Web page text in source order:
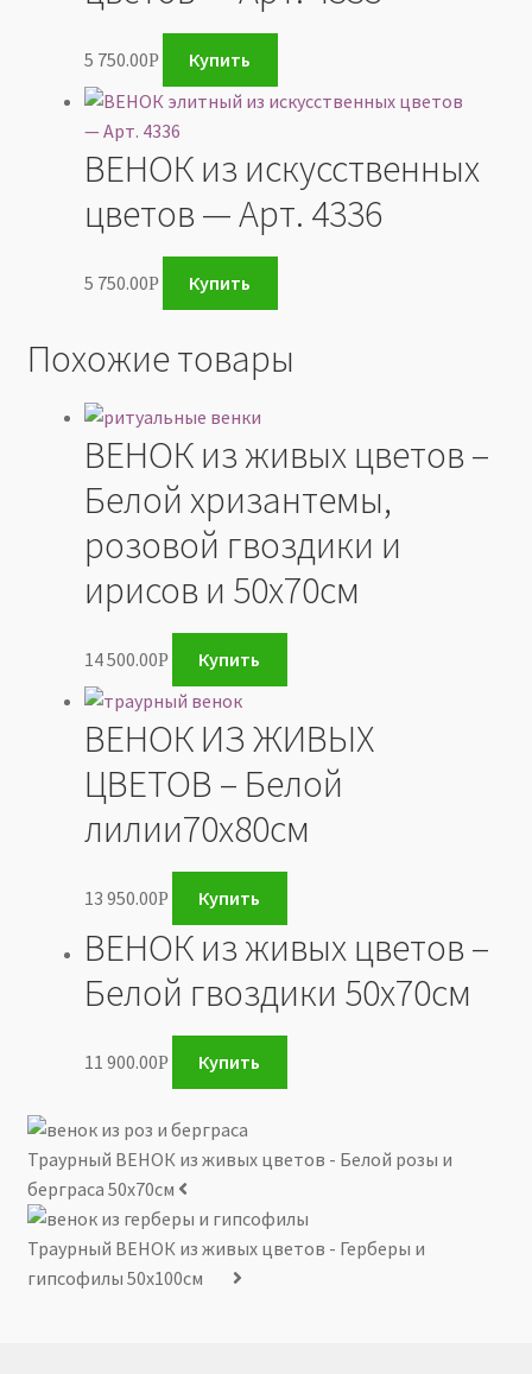
5 750.00Р Купить
ВЕНОК из искусственных
цветов — Арт. 4336
5 750.00Р Купить
Похожие товары
ВЕНОК из живых цветов –
Белой хризантемы,
розовой гвоздики и
ирисов и 50х70см
14 500.00Р Купить
ВЕНОК ИЗ ЖИВЫХ
ЦВЕТОВ – Белой
лилии70х80см
13 950.00Р Купить
ВЕНОК из живых цветов –
Белой гвоздики 50х70см
11 900.00Р Купить
Траурный ВЕНОК из живых цветов - Белой розы и
берграса 50х70см
Траурный ВЕНОК из живых цветов - Герберы и
гипсофилы 50х100см